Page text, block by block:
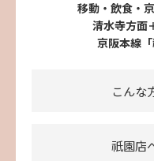
移動・飲食・
清水寺方面
京阪本線
こんな
祇園店